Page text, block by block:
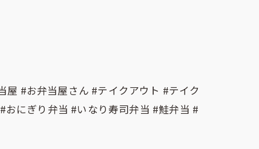
#お弁当屋さん #テイクアウト #テイク
にぎり弁当 #いなり寿司弁当 #鮭弁当 #